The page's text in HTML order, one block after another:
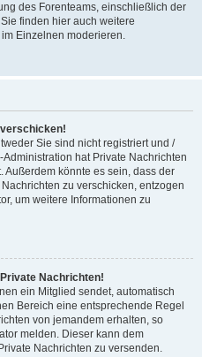
des Forenteams, einschließlich der
finden hier auch weitere
Einzelnen moderieren.
Sie sind nicht registriert und /
hat Private Nachrichten
Außerdem könnte es sein, dass der
zu verschicken, entzogen
um weitere Informationen zu
Nachrichten!
ein Mitglied sendet, automatisch
Bereich eine entsprechende Regel
von jemandem erhalten, so
melden. Dieser kann dem
Nachrichten zu versenden.